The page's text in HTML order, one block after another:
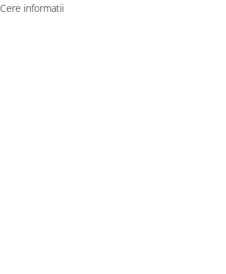
Cere informatii